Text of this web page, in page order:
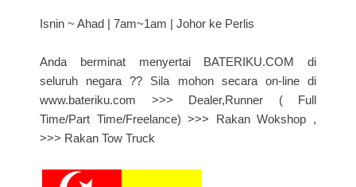
Isnin ~ Ahad | 7am~1am | Johor ke Perlis
Anda berminat menyertai BATERIKU.COM di
seluruh negara ?? Sila mohon secara on-line di
www.bateriku.com >>> Dealer,Runner ( Full
Time/Part Time/Freelance) >>> Rakan Wokshop ,
>>> Rakan Tow Truck